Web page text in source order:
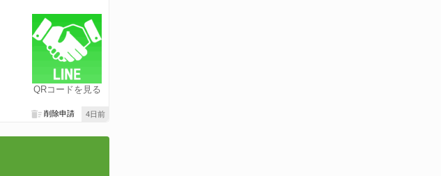
QRコードを見る
4日前
削除申請